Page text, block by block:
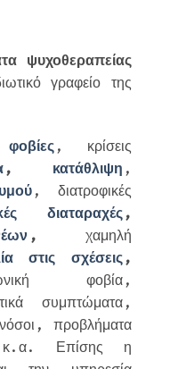
ψυχοθεραπείας
γραφείο της
φοβίες, κρίσεις
, κατάθλιψη ,
, διατροφικές
διαταραχές,
, χαμηλή
στις σχέσεις,
φοβία,
συμπτώματα,
προβλήματα
κ.α. Επίσης η